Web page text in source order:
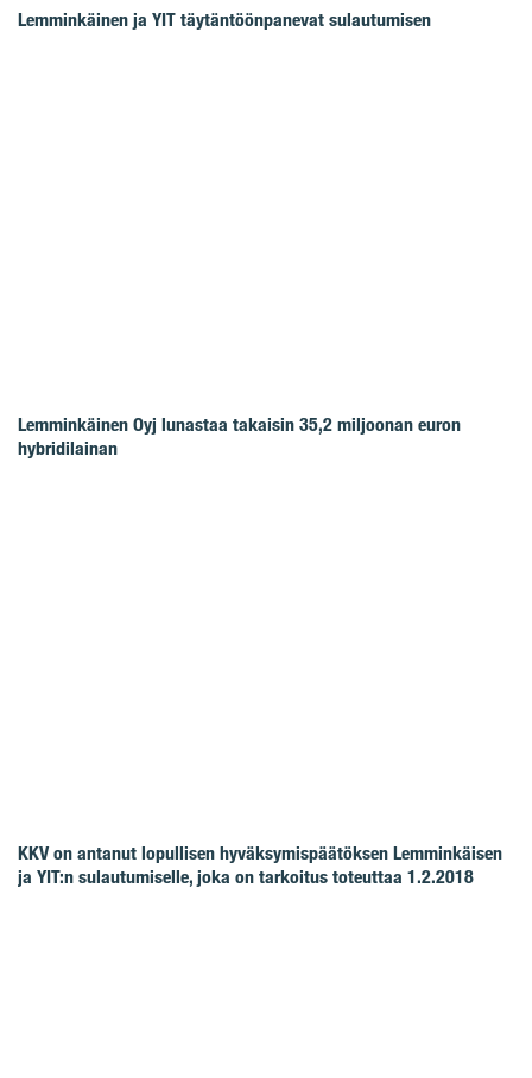
Lemminkäinen ja YIT täytäntöönpanevat sulautumisen
Lemminkäinen Oyj lunastaa takaisin 35,2 miljoonan euron
hybridilainan
KKV on antanut lopullisen hyväksymispäätöksen Lemminkäisen
ja YIT:n sulautumiselle, joka on tarkoitus toteuttaa 1.2.2018